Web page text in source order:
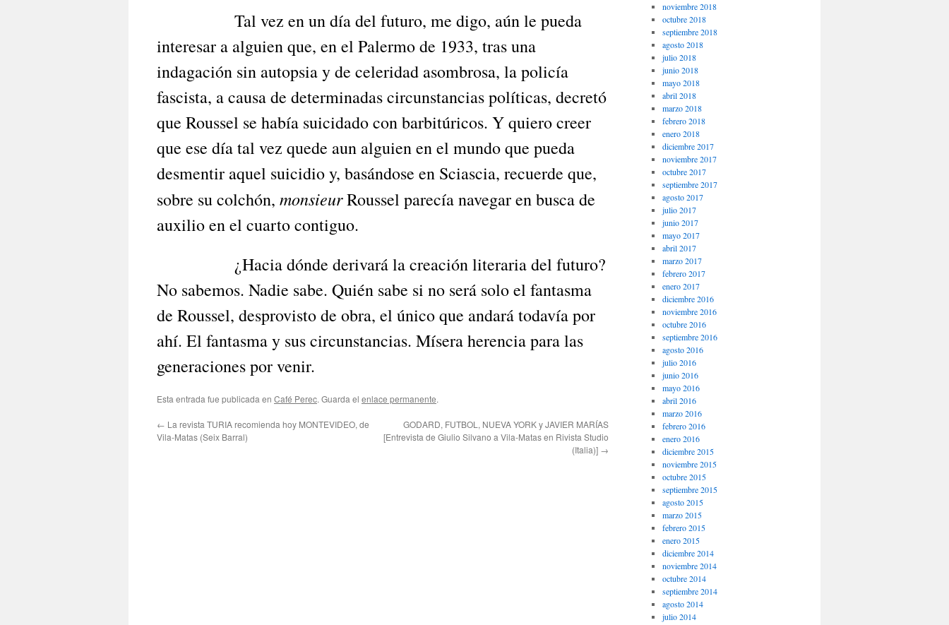
Tal vez en un día del futuro, me digo, aún le pueda
interesar a alguien que, en el Palermo de 1933, tras una
indagación sin autopsia y de celeridad asombrosa, la policía
fascista, a causa de determinadas circunstancias políticas, decretó
que Roussel se había suicidado con barbitúricos. Y quiero creer
que ese día tal vez quede aun alguien en el mundo que pueda
desmentir aquel suicidio y, basándose en Sciascia, recuerde que,
sobre su colchón, monsieurRoussel parecía navegar en busca de
auxilio en el cuarto contiguo.
¿Hacia dónde derivará la creación literaria del futuro?
No sabemos. Nadie sabe. Quién sabe si no será solo el fantasma
de Roussel, desprovisto de obra, el único que andará todavía por
ahí. El fantasma y sus circunstancias. Mísera herencia para las
generaciones por venir.
Esta entrada fue publicada en Café Perec. Guarda el enlace permanente.
← La revista TURIA recomienda hoy MONTEVIDEO, de
Vila-Matas (Seix Barral)
GODARD, FUTBOL, NUEVA YORK y JAVIER MARÍAS
[Entrevista de Giulio Silvano a Vila-Matas en Rivista Studio
(Italia)] →
noviembre 2018
octubre 2018
septiembre 2018
agosto 2018
julio 2018
junio 2018
mayo 2018
abril 2018
marzo 2018
febrero 2018
enero 2018
diciembre 2017
noviembre 2017
octubre 2017
septiembre 2017
agosto 2017
julio 2017
junio 2017
mayo 2017
abril 2017
marzo 2017
febrero 2017
enero 2017
diciembre 2016
noviembre 2016
octubre 2016
septiembre 2016
agosto 2016
julio 2016
junio 2016
mayo 2016
abril 2016
marzo 2016
febrero 2016
enero 2016
diciembre 2015
noviembre 2015
octubre 2015
septiembre 2015
agosto 2015
marzo 2015
febrero 2015
enero 2015
diciembre 2014
noviembre 2014
octubre 2014
septiembre 2014
agosto 2014
julio 2014